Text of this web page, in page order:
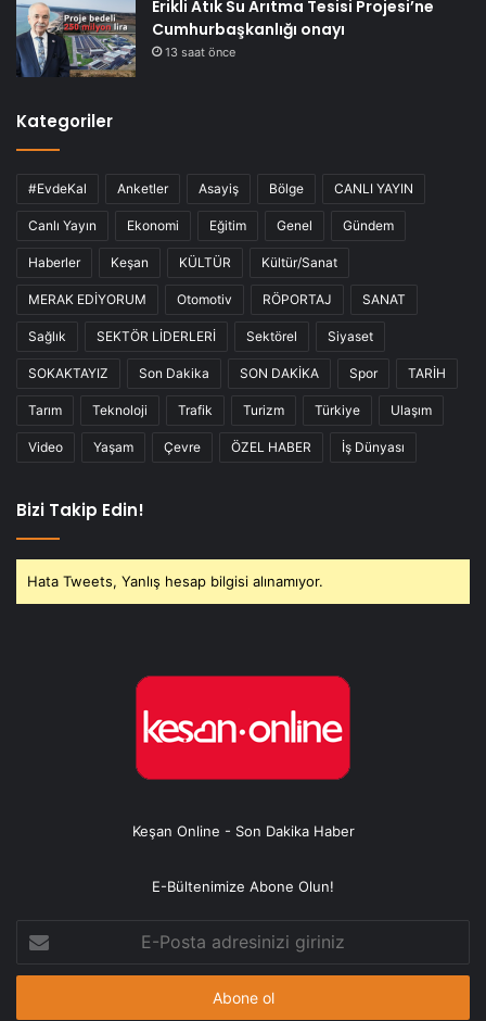
Erikli Atık Su Arıtma Tesisi Projesi’ne
Cumhurbaşkanlığı onayı
13 saat önce
Kategoriler
#EvdeKal Anketler Asayiş Bölge CANLI YAYIN
Canlı Yayın Ekonomi Eğitim Genel Gündem
Haberler Keşan KÜLTÜR Kültür/Sanat
MERAK EDİYORUM Otomotiv RÖPORTAJ SANAT
Sağlık SEKTÖR LİDERLERİ Sektörel Siyaset
SOKAKTAYIZ Son Dakika SON DAKİKA Spor TARİH
Tarım Teknoloji Trafik Turizm Türkiye Ulaşım
Video Yaşam Çevre ÖZEL HABER İş Dünyası
Bizi Takip Edin!
Hata Tweets, Yanlış hesap bilgisi alınamıyor.
Keşan Online - Son Dakika Haber
E-Bültenimize Abone Olun!
Posta
adresinizi